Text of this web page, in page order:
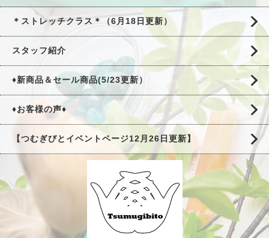
＊ストレッチクラス＊（6月18日更新）
スタッフ紹介
♦新商品＆セール商品(5/23更新）
♦お客様の声♦
【つむぎびとイベントページ12月26日更新】